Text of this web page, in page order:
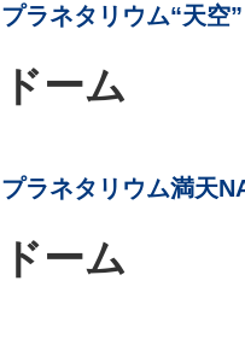
ラネタリウム“天
ーム
ラネタリウム満天
ーム